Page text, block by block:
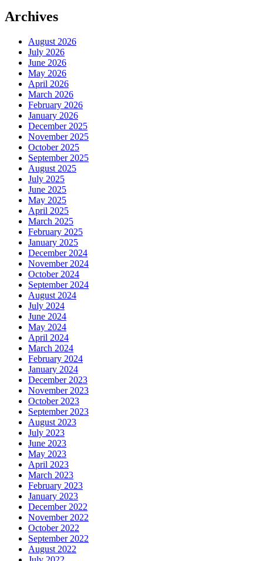
Archives
August 2026
July 2026
June 2026
May 2026
April 2026
March 2026
February 2026
January 2026
December 2025
November 2025
October 2025
September 2025
August 2025
July 2025
June 2025
May 2025
April 2025
March 2025
February 2025
January 2025
December 2024
November 2024
October 2024
September 2024
August 2024
July 2024
June 2024
May 2024
April 2024
March 2024
February 2024
January 2024
December 2023
November 2023
October 2023
September 2023
August 2023
July 2023
June 2023
May 2023
April 2023
March 2023
February 2023
January 2023
December 2022
November 2022
October 2022
September 2022
August 2022